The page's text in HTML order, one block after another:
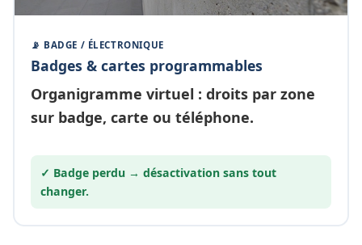
📡 BADGE / ÉLECTRONIQUE
Badges & cartes programmables
Organigramme virtuel : droits par zone
sur badge, carte ou téléphone.
✓ Badge perdu → désactivation sans tout
changer.